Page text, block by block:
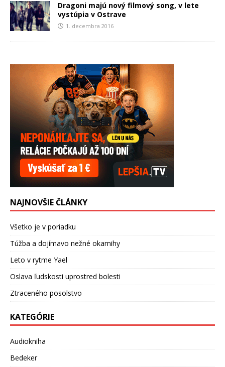
Dragoni majú nový filmový song, v lete
vystúpia v Ostrave
1. decembra 2016
NAJNOVŠIE ČLÁNKY
Všetko je v poriadku
Túžba a dojímavo nežné okamihy
Leto v rytme Yael
Oslava ľudskosti uprostred bolesti
Ztraceného posolstvo
KATEGÓRIE
Audiokniha
Bedeker